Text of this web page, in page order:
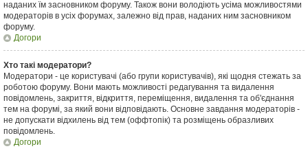
наданих їм засновником форуму. Також вони володіють усіма можливостями
модераторів в усіх форумах, залежно від прав, наданих ним засновником
форуму.
Догори
Хто такі модератори?
Модератори - це користувачі (або групи користувачів), які щодня стежать за
роботою форуму. Вони мають можливості редагування та видалення
повідомлень, закриття, відкриття, переміщення, видалення та об'єднання
тем на форумі, за який вони відповідають. Основне завдання модераторів -
не допускати відхилень від тем (оффтопік) та розміщень образливих
повідомлень.
Догори